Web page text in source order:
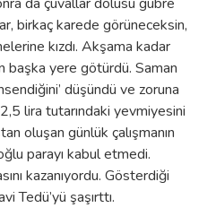
var, birkaç karede görüneceksin,
kızdı. Akşama kadar
başka yere götürdü. Saman
düşündü ve zoruna
lira tutarındaki yevmiyesini
oluşan günlük çalışmanın
parayı kabul etmedi.
kazanıyordu. Gösterdiği
Tedü’yü şaşırttı.